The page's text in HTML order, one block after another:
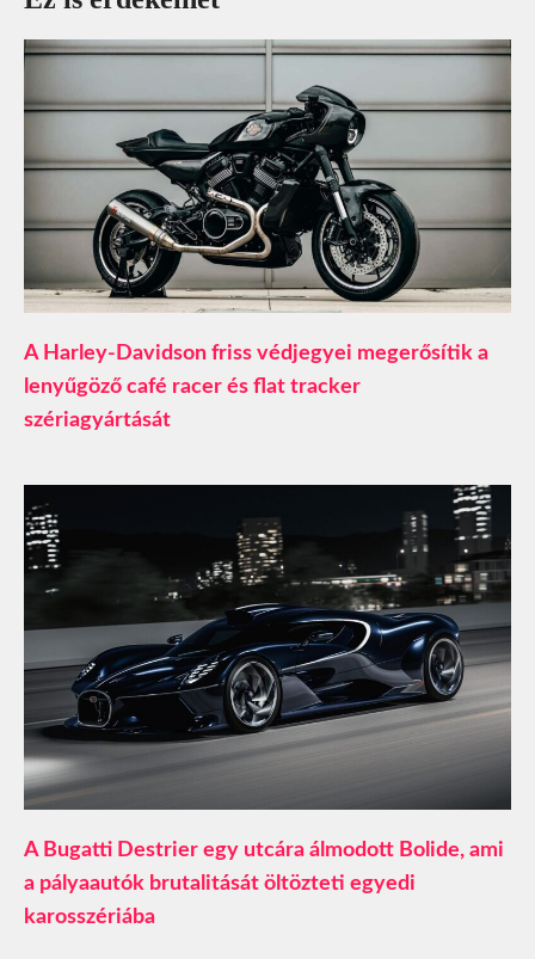
A Harley-Davidson friss védjegyei megerősítik a
lenyűgöző café racer és flat tracker
szériagyártását
A Bugatti Destrier egy utcára álmodott Bolide, ami
a pályaautók brutalitását öltözteti egyedi
karosszériába